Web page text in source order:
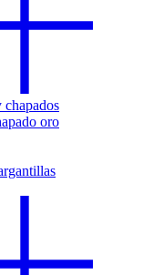
chapados
oro